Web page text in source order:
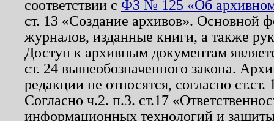
соответствии с ФЗ № 125 «Об
ст. 13 «Создание архивов». Основной
журналов, изданные книги, а также
Доступ к архивным документам
ст. 24 вышеобозначенного закона.
редакции не относятся, согласно
Согласно ч.2. п.3. ст.17
информационных технологий и